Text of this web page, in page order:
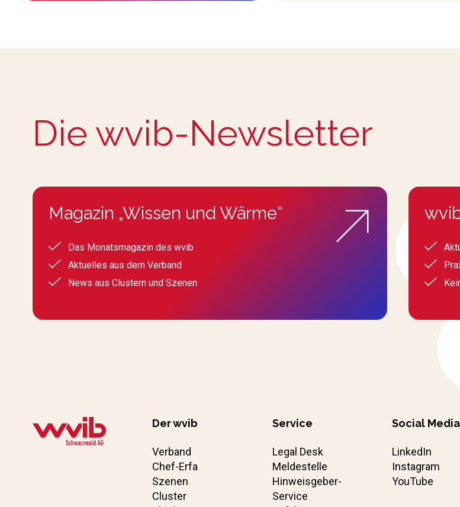
Die wvib-Newsletter
Magazin „Wissen und Wärme“
Das Monatsmagazin des wvib
Aktuelles aus dem Verband
News aus Clustern und Szenen
Der wvib
Verband
Chef-Erfa
Szenen
Cluster
Service
Legal Desk
Meldestelle
Hinweisgeber-
Service
Social Media
LinkedIn
Instagram
YouTube